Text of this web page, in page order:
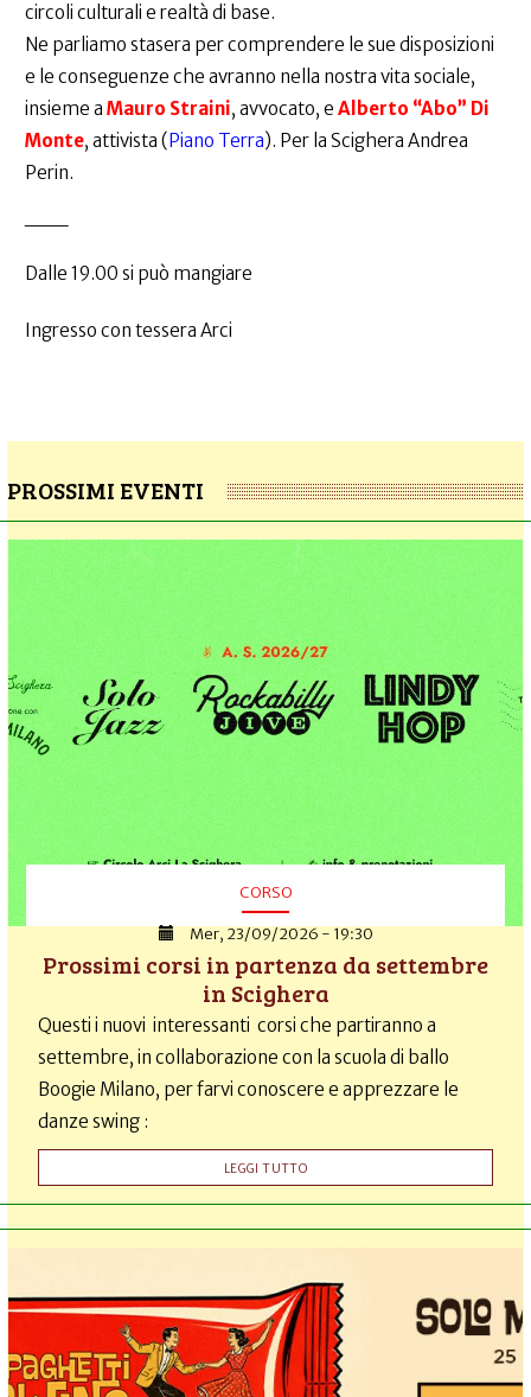
circoli culturali e realtà di base.
Ne parliamo stasera per comprendere le sue disposizioni
e le conseguenze che avranno nella nostra vita sociale,
insieme a Mauro Straini, avvocato, e Alberto “Abo” Di
Monte, attivista (Piano Terra). Per la Scighera Andrea
Perin.
Dalle 19.00 si può mangiare
Ingresso con tessera Arci
PROSSIMI EVENTI
CORSO
Mer, 23/09/2026 - 19:30
Prossimi corsi in partenza da settembre
in Scighera
Questi i nuovi interessanti corsi che partiranno a
settembre, in collaborazione con la scuola di ballo
Boogie Milano, per farvi conoscere e apprezzare le
danze swing :
LEGGI TUTTO